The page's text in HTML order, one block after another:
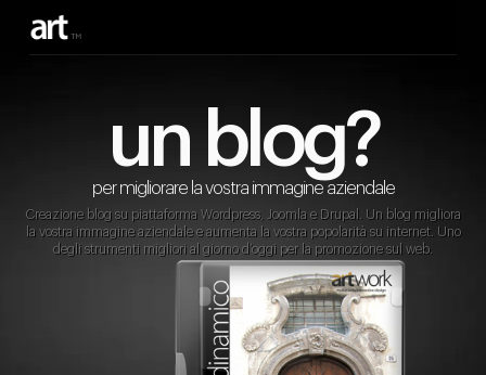
un blog?
per migliorare la vostra immagine aziendale
Creazione blog su piattaforma Wordpress, Joomla e Drupal. Un blog migliora
la vostra immagine aziendale e aumenta la vostra popolarità su internet. Uno
degli strumenti migliori al giorno d’oggi per la promozione sul web.